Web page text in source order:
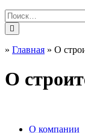
» Главная » О
О
О компании